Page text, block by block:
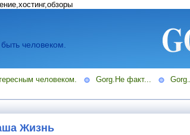
человеком.
человеком. Gorg.Не факт...
Жизнь